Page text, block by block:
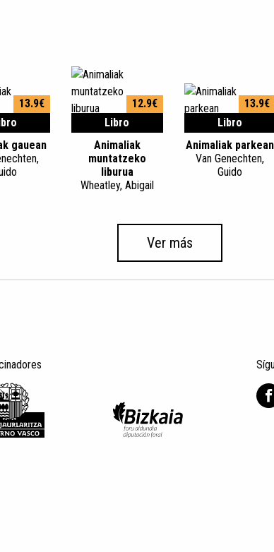
13.9€
gauean
Libro
12.9€
Animaliak
muntatzeko
liburua
Wheatley, Abigail
Libro
13.9€
Animaliak parkean
Van Genechten,
Guido
Ver más